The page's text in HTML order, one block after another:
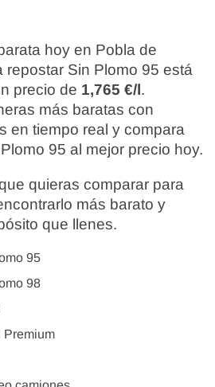
hoy en Pobla de
repostar Sin Plomo 95 está
precio de 1,765 €/l.
más baratas con
en tiempo real y compara
95 al mejor precio hoy.
quieras comparar para
más barato y
que llenes.
95
98